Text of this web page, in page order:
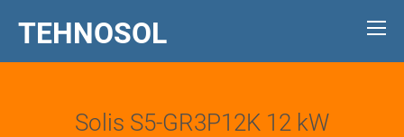
TEHNOSOL
Solis S5-GR3P12K 12 kW